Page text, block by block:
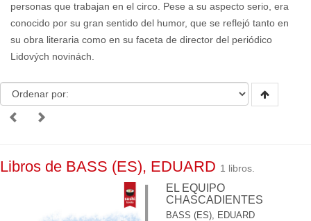
personas que trabajan en el circo. Pese a su aspecto serio, era
conocido por su gran sentido del humor, que se reflejó tanto en
su obra literaria como en su faceta de director del periódico
Lidových novinách.
Libros de BASS (ES), EDUARD 1 libros.
EL EQUIPO
CHASCADIENTES
BASS (ES), EDUARD